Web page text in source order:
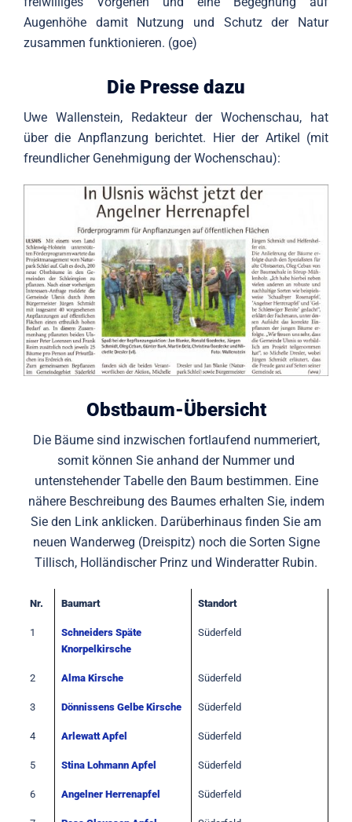
Augenhöhe damit Nutzung und Schutz der Natur
zusammen funktionieren. (goe)
Die Presse dazu
Uwe Wallenstein, Redakteur der Wochenschau, hat
über die Anpflanzung berichtet. Hier der Artikel (mit
freundlicher Genehmigung der Wochenschau):
Obstbaum-Übersicht
Die Bäume sind inzwischen fortlaufend nummeriert,
somit können Sie anhand der Nummer und
untenstehender Tabelle den Baum bestimmen. Eine
nähere Beschreibung des Baumes erhalten Sie, indem
Sie den Link anklicken. Darüberhinaus finden Sie am
neuen Wanderweg (Dreispitz) noch die Sorten Signe
Tillisch, Holländischer Prinz und Winderatter Rubin.
Nr. Baumart Standort
1
Schneiders Späte
Knorpelkirsche
Süderfeld
2 Alma Kirsche Süderfeld
3 Dönnissens Gelbe Kirsche Süderfeld
4 Arlewatt Apfel Süderfeld
5 Stina Lohmann Apfel Süderfeld
6 Angelner Herrenapfel Süderfeld